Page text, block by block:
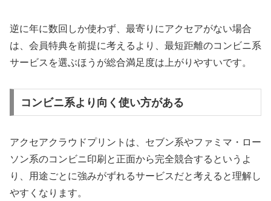
逆に年に数回しか使わず、最寄りにアクセアがない場合
は、会員特典を前提に考えるより、最短距離のコンビニ系
サービスを選ぶほうが総合満足度は上がりやすいです。
コンビニ系より向く使い方がある
アクセアクラウドプリントは、セブン系やファミマ・ロー
ソン系のコンビニ印刷と正面から完全競合するというよ
り、用途ごとに強みがずれるサービスだと考えると理解し
やすくなります。